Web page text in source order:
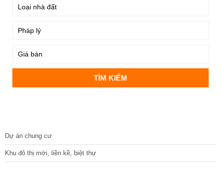
Dự án chung cư
Khu đô thị mới, liền kề, biệt thự